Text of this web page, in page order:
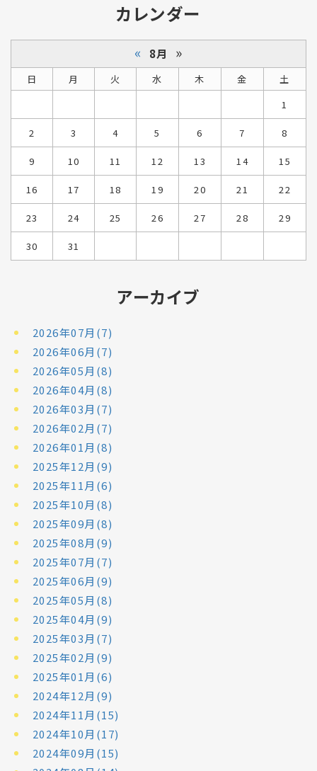
カレンダー
« 8月 »
日 月 火 水 木 金
土
1
2 3 4 5 6 7 8
9 10 11 12 13 14 15
16 17 18 19 20 21 22
23 24 25 26 27 28 29
30 31
アーカイブ
2026年07月(7)
2026年06月(7)
2026年05月(8)
2026年04月(8)
2026年03月(7)
2026年02月(7)
2026年01月(8)
2025年12月(9)
2025年11月(6)
2025年10月(8)
2025年09月(8)
2025年08月(9)
2025年07月(7)
2025年06月(9)
2025年05月(8)
2025年04月(9)
2025年03月(7)
2025年02月(9)
2025年01月(6)
2024年12月(9)
2024年11月(15)
2024年10月(17)
2024年09月(15)